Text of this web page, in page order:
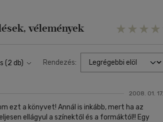
vélemények
(2 db) Rendezés:
2008. 01. 17.
ezt a könyvet! Annál is inkább, mert ha az
ellágyul a színektől és a formáktól!! Egy